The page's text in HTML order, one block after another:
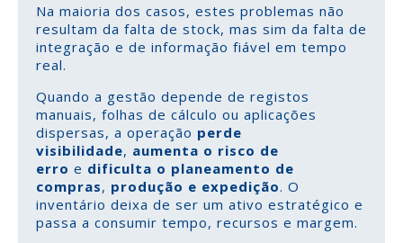
Na maioria dos casos, estes problemas não
resultam da falta de stock, mas sim da falta de
integração e de informação fiável em tempo
real.
Quando a gestão depende de registos
manuais, folhas de cálculo ou aplicações
dispersas, a operação perde
visibilidade, aumenta o risco de
erro e dificulta o planeamento de
compras, produção e expedição. O
inventário deixa de ser um ativo estratégico e
passa a consumir tempo, recursos e margem.